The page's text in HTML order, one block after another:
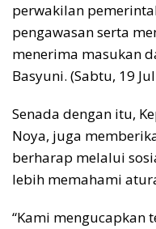
perwakilan
pengawasan serta
menerima masukan
Basyuni. (Sabtu, 19
Senada dengan itu,
Noya, juga
berharap melalui
lebih memahami
“Kami mengucapkan